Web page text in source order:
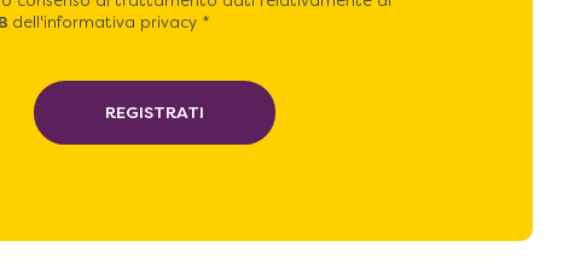
dell'informativa privacy *
REGISTRATI